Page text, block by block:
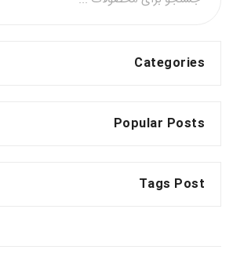
Categories
Popular Posts
Tags Post